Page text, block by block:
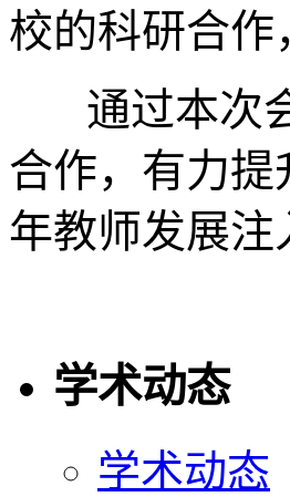
校的科研合
通过本次会
合作，有力
年教师发展
学术动态
学术动态